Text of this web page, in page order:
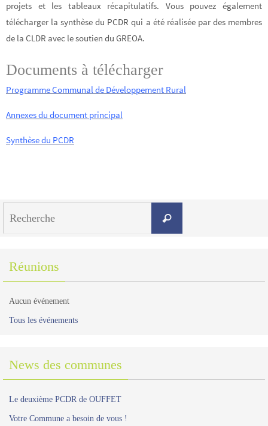
projets et les tableaux récapitulatifs. Vous pouvez également
télécharger la synthèse du PCDR qui a été réalisée par des membres
de la CLDR avec le soutien du GREOA.
Documents à télécharger
Programme Communal de Développement Rural
Annexes du document principal
Synthèse du PCDR
Recherche
Réunions
Aucun événement
Tous les événements
News des communes
Le deuxième PCDR de OUFFET
Votre Commune a besoin de vous !